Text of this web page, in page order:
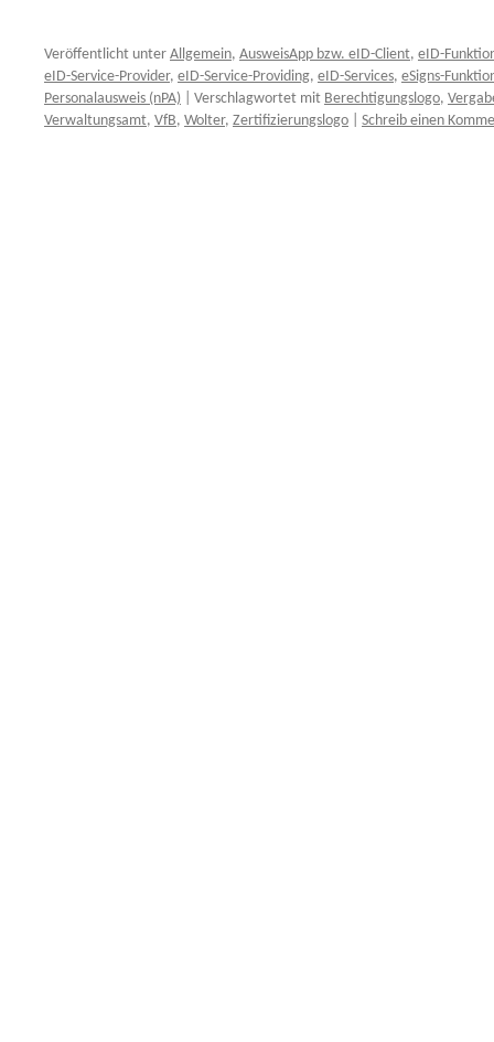
Veröffentlicht unter Allgemein, AusweisApp bzw. eID-Client, eID-
eID-Service-Provider, eID-Service-Providing, eID-Services, eSigns-
Personalausweis (nPA)
Verschlagwortet mit Berechtigungslogo,
Verwaltungsamt, VfB, Wolter, Zertifizierungslogo Schreib einen